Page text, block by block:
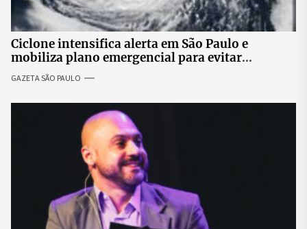
Ciclone intensifica alerta em São Paulo e
mobiliza plano emergencial para evitar
impactos no fornecimento de energia
GAZETA SÃO PAULO